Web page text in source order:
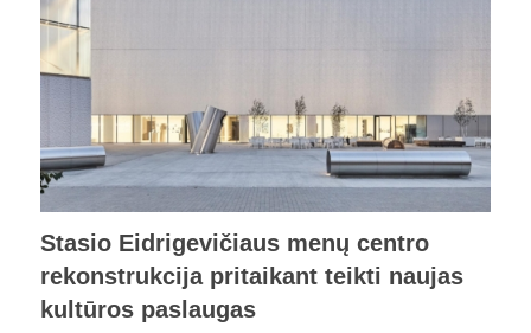
Stasio Eidrigevičiaus menų centro
rekonstrukcija pritaikant teikti naujas
kultūros paslaugas